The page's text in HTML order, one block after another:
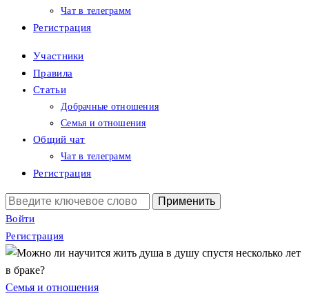
Чат в телеграмм
Регистрация
Участники
Правила
Статьи
Добрачные отношения
Семья и отношения
Общий чат
Чат в телеграмм
Регистрация
Поиск:
Войти
Регистрация
Семья и отношения